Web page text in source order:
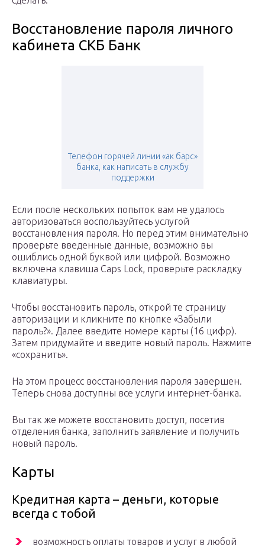
Восстановление пароля личного
кабинета СКБ Банк
Телефон горячей линии «ак барс»
банка, как написать в службу
поддержки
Если после нескольких попыток вам не удалось
авторизоваться воспользуйтесь услугой
восстановления пароля. Но перед этим внимательно
проверьте введенные данные, возможно вы
ошиблись одной буквой или цифрой. Возможно
включена клавиша Caps Lock, проверьте раскладку
клавиатуры.
Чтобы восстановить пароль, открой те страницу
авторизации и кликните по кнопке «Забыли
пароль?». Далее введите номере карты (16 цифр).
Затем придумайте и введите новый пароль. Нажмите
«сохранить».
На этом процесс восстановления пароля завершен.
Теперь снова доступны все услуги интернет-банка.
Вы так же можете восстановить доступ, посетив
отделения банка, заполнить заявление и получить
новый пароль.
Карты
Кредитная карта – деньги, которые
всегда с тобой
возможность оплаты товаров и услуг в любой